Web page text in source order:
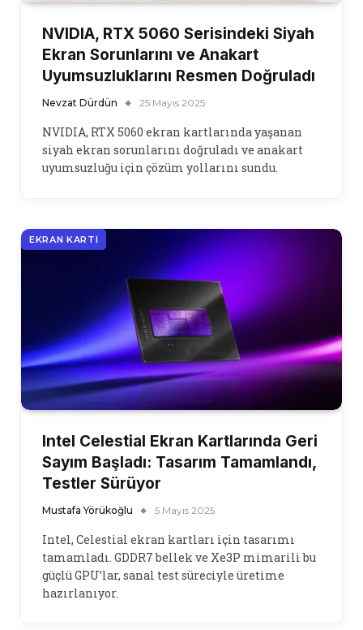
NVIDIA, RTX 5060 Serisindeki Siyah
Ekran Sorunlarını ve Anakart
Uyumsuzluklarını Resmen Doğruladı
Nevzat Dürdün 25 Mayıs 2025
NVIDIA, RTX 5060 ekran kartlarında yaşanan
siyah ekran sorunlarını doğruladı ve anakart
uyumsuzluğu için çözüm yollarını sundu.
EKRAN KARTI
Intel Celestial Ekran Kartlarında Geri
Sayım Başladı: Tasarım Tamamlandı,
Testler Sürüyor
Mustafa Yörükoğlu 5 Mayıs 2025
Intel, Celestial ekran kartları için tasarımı
tamamladı. GDDR7 bellek ve Xe3P mimarili bu
güçlü GPU’lar, sanal test süreciyle üretime
hazırlanıyor.